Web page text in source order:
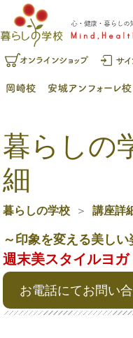
暮らしの
細
暮らしの学校 講座詳
～印象を変える美しい
週末美スタイルヨ
お電話にてお問い